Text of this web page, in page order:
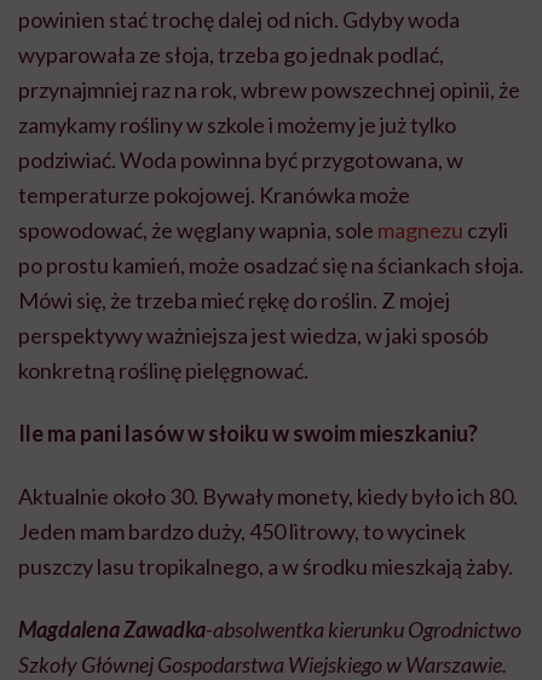
powinien stać trochę dalej od nich. Gdyby woda
wyparowała ze słoja, trzeba go jednak podlać,
przynajmniej raz na rok, wbrew powszechnej opinii, że
zamykamy rośliny w szkole i możemy je już tylko
podziwiać. Woda powinna być przygotowana, w
temperaturze pokojowej. Kranówka może
spowodować, że węglany wapnia, sole magnezu czyli
po prostu kamień, może osadzać się na ściankach słoja.
Mówi się, że trzeba mieć rękę do roślin. Z mojej
perspektywy ważniejsza jest wiedza, w jaki sposób
konkretną roślinę pielęgnować.
Ile ma pani lasów w słoiku w swoim mieszkaniu?
Aktualnie około 30. Bywały monety, kiedy było ich 80.
Jeden mam bardzo duży, 450 litrowy, to wycinek
puszczy lasu tropikalnego, a w środku mieszkają żaby.
Magdalena Zawadka-absolwentka kierunku Ogrodnictwo
Szkoły Głównej Gospodarstwa Wiejskiego w Warszawie.